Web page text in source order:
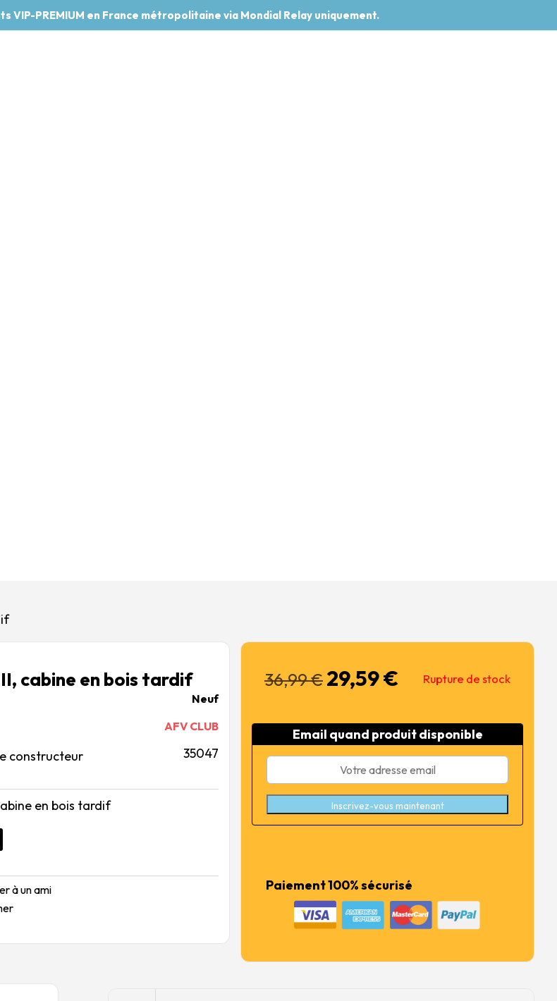
PREMIUM en France métropolitaine via Mondial Relay uniquement.
cabine en bois tardif
Neuf
AFV CLUB
constructeur 35047
en bois tardif
à un ami
36,99€ Le
prix
était :
36,99 €.
29,59€Le
est :
29,59 €.
Rupture de stock
Email quand produit disponible
Inscrivez-vous maintenant
Paiement 100% sécurisé